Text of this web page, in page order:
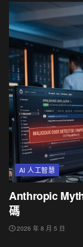
AI 人工智慧
Anthropic
碼
2026 年 8 月 5 日